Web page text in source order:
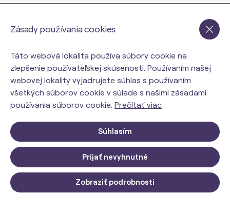
ORIN MAMA Kolagén pre
tehotné a dojčiace ženy
Do košíka
O nás
Bonus program
30-dňová garancia
vrátenia peňazí
Kontakty
Obchodné podmienky
Ochrana osobných
údajov
Odstúpiť od zmluvy tu
orinbody.sk
Zásady používania cookies
Táto webová lokalita používa súbory cookie na
zlepšenie používateľskej skúsenosti. Používaním našej
webovej lokality vyjadrujete súhlas s používaním
všetkých súborov cookie v súlade s našimi zásadami
používania súborov cookie. Prečítať viac
Súhlasím
Prijať nevyhnutné
Zobraziť podrobnosti